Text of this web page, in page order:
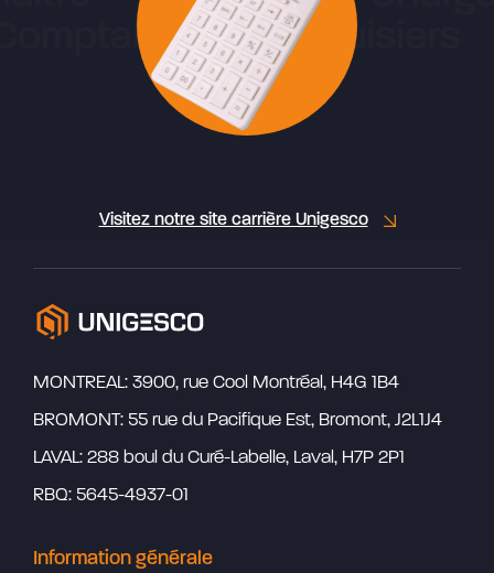
Visitez notre site carrière Unigesco
MONTREAL: 3900, rue Cool Montréal, H4G 1B4
BROMONT: 55 rue du Pacifique Est, Bromont, J2L1J4
LAVAL: 288 boul du Curé-Labelle, Laval, H7P 2P1
RBQ: 5645-4937-01
Information générale